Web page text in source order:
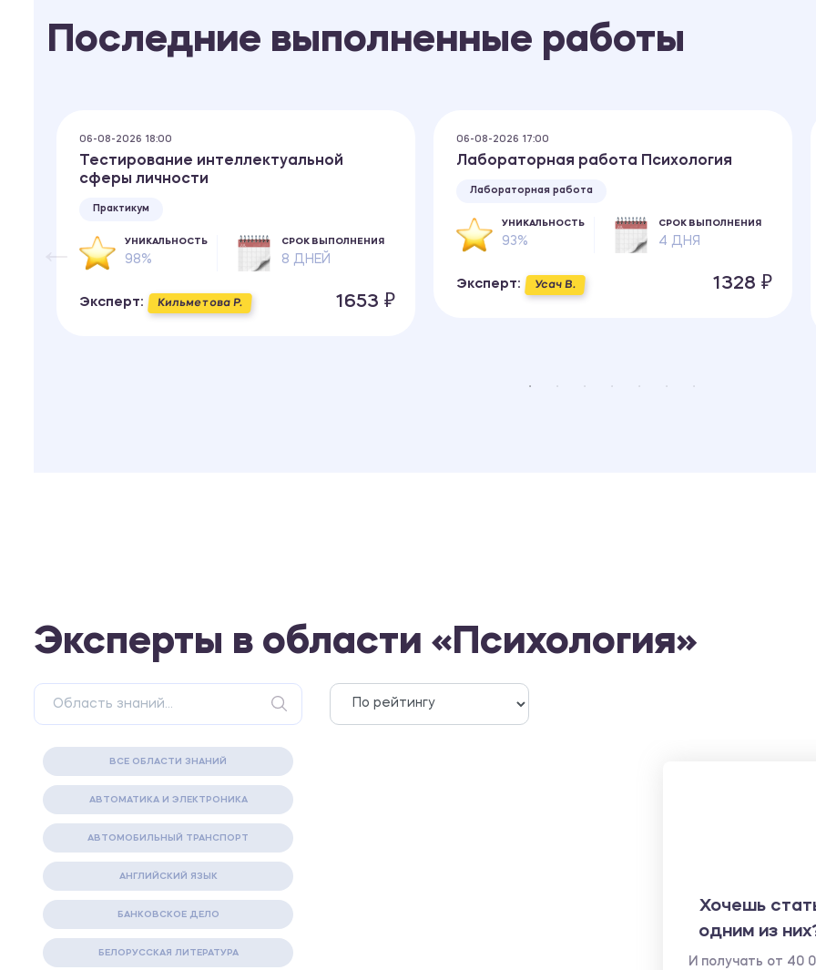
Последние выполненные работы
06-08-2026 18:00
Тестирование интеллектуальной
сферы личности
Практикум
УНИКАЛЬНОСТЬ
98%
СРОК ВЫПОЛНЕНИЯ
8 ДНЕЙ
Эксперт: Кильметова Р. 1653 ₽
06-08-2026 17:00
Лабораторная работа Психология
Лабораторная работа
УНИКАЛЬНОСТЬ
93%
СРОК ВЫПОЛНЕНИЯ
4 ДНЯ
Эксперт: Усач В. 1328 ₽
Эксперты в области «Психология»
ВСЕ ОБЛАСТИ ЗНАНИЙ
АВТОМАТИКА И ЭЛЕКТРОНИКА
АВТОМОБИЛЬНЫЙ ТРАНСПОРТ
АНГЛИЙСКИЙ ЯЗЫК
БАНКОВСКОЕ ДЕЛО
БЕЛОРУССКАЯ ЛИТЕРАТУРА
Хочешь
одним из
И получать от 40